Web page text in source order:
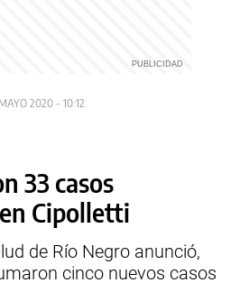
2020 - 10:12
33 casos
Cipolletti
de Río Negro anunció,
cinco nuevos casos